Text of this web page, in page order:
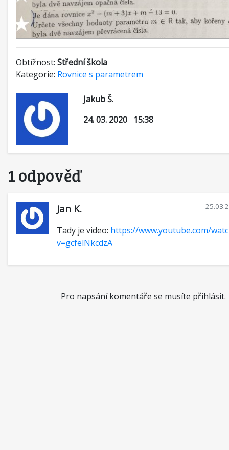
Obtížnost: Střední škola
Kategorie: Rovnice s parametrem
Jakub Š.
24. 03. 2020 15:38
1 odpověď
Jan K.
Tady je video: https://www.youtube.com/
v=gcfelNkcdzA
Pro napsání komentáře se musíte přihlásit.